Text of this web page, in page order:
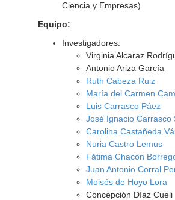
Ciencia y Empresas)
Equipo:
Investigadores:
Virginia Alcaraz
Antonio Ariza García
Ruth Cabeza Ruiz
María del Carmen
Luis Carrasco Páez
José Ignacio Carrasco
Carolina Castañeda
Nuria Castro Lemus
Fátima Chacón
Juan Antonio Corral
Moisés de Hoyo Lora
Concepción Díaz Cueli